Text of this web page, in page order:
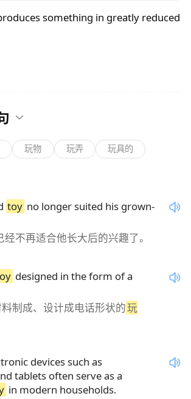
something in greatly reduced
玩物 玩弄 玩具的
toy no longer suited his grown-
经不再适合他长大后的兴趣了。
designed in the form of a
制成、设计成电话形状的玩
devices such as
tablets often serve as a
in modern households.